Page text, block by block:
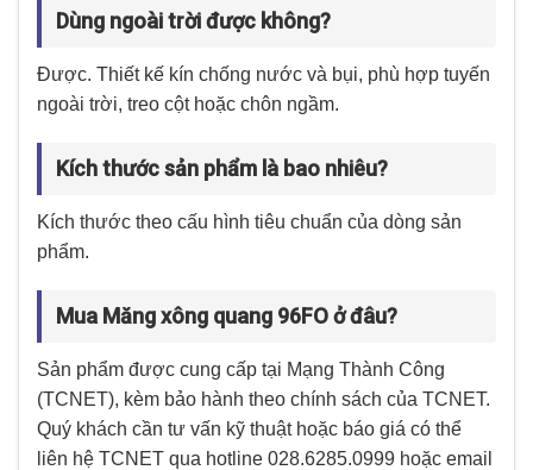
Dùng ngoài trời được không?
Được. Thiết kế kín chống nước và bụi, phù hợp tuyến
ngoài trời, treo cột hoặc chôn ngầm.
Kích thước sản phẩm là bao nhiêu?
Kích thước theo cấu hình tiêu chuẩn của dòng sản
phẩm.
Mua Măng xông quang 96FO ở đâu?
Sản phẩm được cung cấp tại Mạng Thành Công
(TCNET), kèm bảo hành theo chính sách của TCNET.
Quý khách cần tư vấn kỹ thuật hoặc báo giá có thể
liên hệ TCNET qua hotline 028.6285.0999 hoặc email